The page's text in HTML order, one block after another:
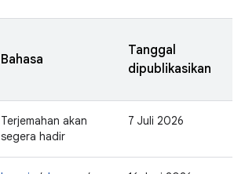
Bahasa
Tanggal
dipublikasikan
Terjemahan akan
segera hadir
7 Juli 2026